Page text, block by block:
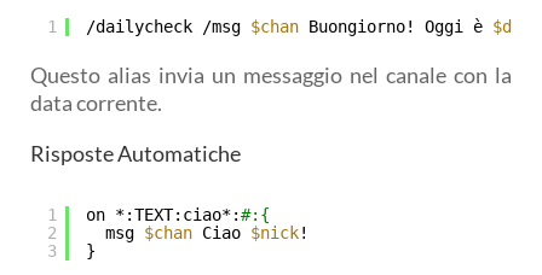
1 /dailycheck /msg $chan Buongiorno! Oggi è $date
Questo alias invia un messaggio nel canale con la
data corrente.
Risposte Automatiche
1
2
3
on *:TEXT:ciao*:#:{
msg $chan Ciao $nick!
}